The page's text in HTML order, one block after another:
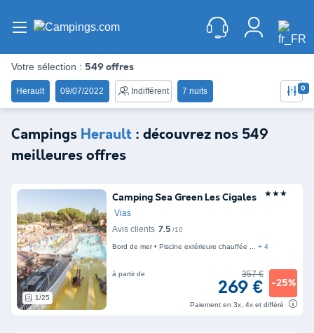
Votre sélection : 549 offres
Herault 09/07/2022 Indifférent 7 nuits
Campings Herault : découvrez nos 549
meilleures offres
1/25
Camping Sea Green Les Cigales
★★★
Vias
Avis clients 7.5 /10
Bord de mer Piscine extérieure chauffée + 4
à partir de 357 €
269 € -25%
Paiement en 3x, 4x et différé